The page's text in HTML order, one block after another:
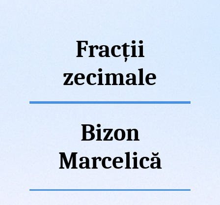
Fracții
zecimale
Bizon
Marcelică